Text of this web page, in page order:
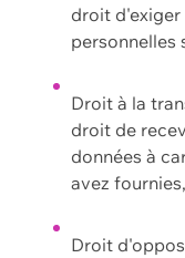
droit d'exiger
personnelles
Droit à la
droit de
données à
avez
Droit